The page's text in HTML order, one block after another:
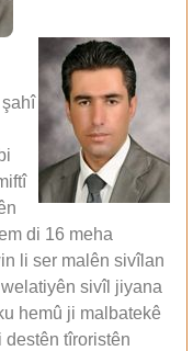
di 16 meha
li ser malên sivîlan
sivîl jiyana
hemû ji malbatekê
destên tîroristên